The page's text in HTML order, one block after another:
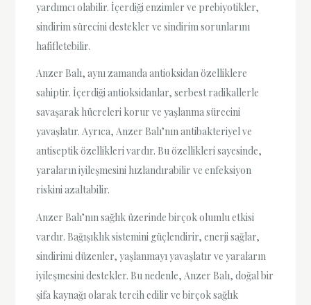
yardımcı olabilir. İçerdiği enzimler ve prebiyotikler,
sindirim sürecini destekler ve sindirim sorunlarını
hafifletebilir.
Anzer Balı, aynı zamanda antioksidan özelliklere
sahiptir. İçerdiği antioksidanlar, serbest radikallerle
savaşarak hücreleri korur ve yaşlanma sürecini
yavaşlatır. Ayrıca, Anzer Balı’nın antibakteriyel ve
antiseptik özellikleri vardır. Bu özellikleri sayesinde,
yaraların iyileşmesini hızlandırabilir ve enfeksiyon
riskini azaltabilir.
Anzer Balı’nın sağlık üzerinde birçok olumlu etkisi
vardır. Bağışıklık sistemini güçlendirir, enerji sağlar,
sindirimi düzenler, yaşlanmayı yavaşlatır ve yaraların
iyileşmesini destekler. Bu nedenle, Anzer Balı, doğal bir
şifa kaynağı olarak tercih edilir ve birçok sağlık